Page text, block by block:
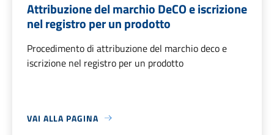
Attribuzione del marchio DeCO e iscrizione
nel registro per un prodotto
Procedimento di attribuzione del marchio deco e
iscrizione nel registro per un prodotto
VAI ALLA PAGINA